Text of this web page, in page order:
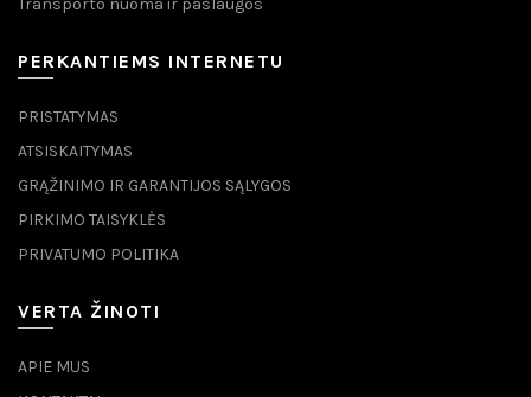
Transporto nuoma ir paslaugos
PERKANTIEMS INTERNETU
PRISTATYMAS
ATSISKAITYMAS
GRĄŽINIMO IR GARANTIJOS SĄLYGOS
PIRKIMO TAISYKLĖS
PRIVATUMO POLITIKA
VERTA ŽINOTI
APIE MUS